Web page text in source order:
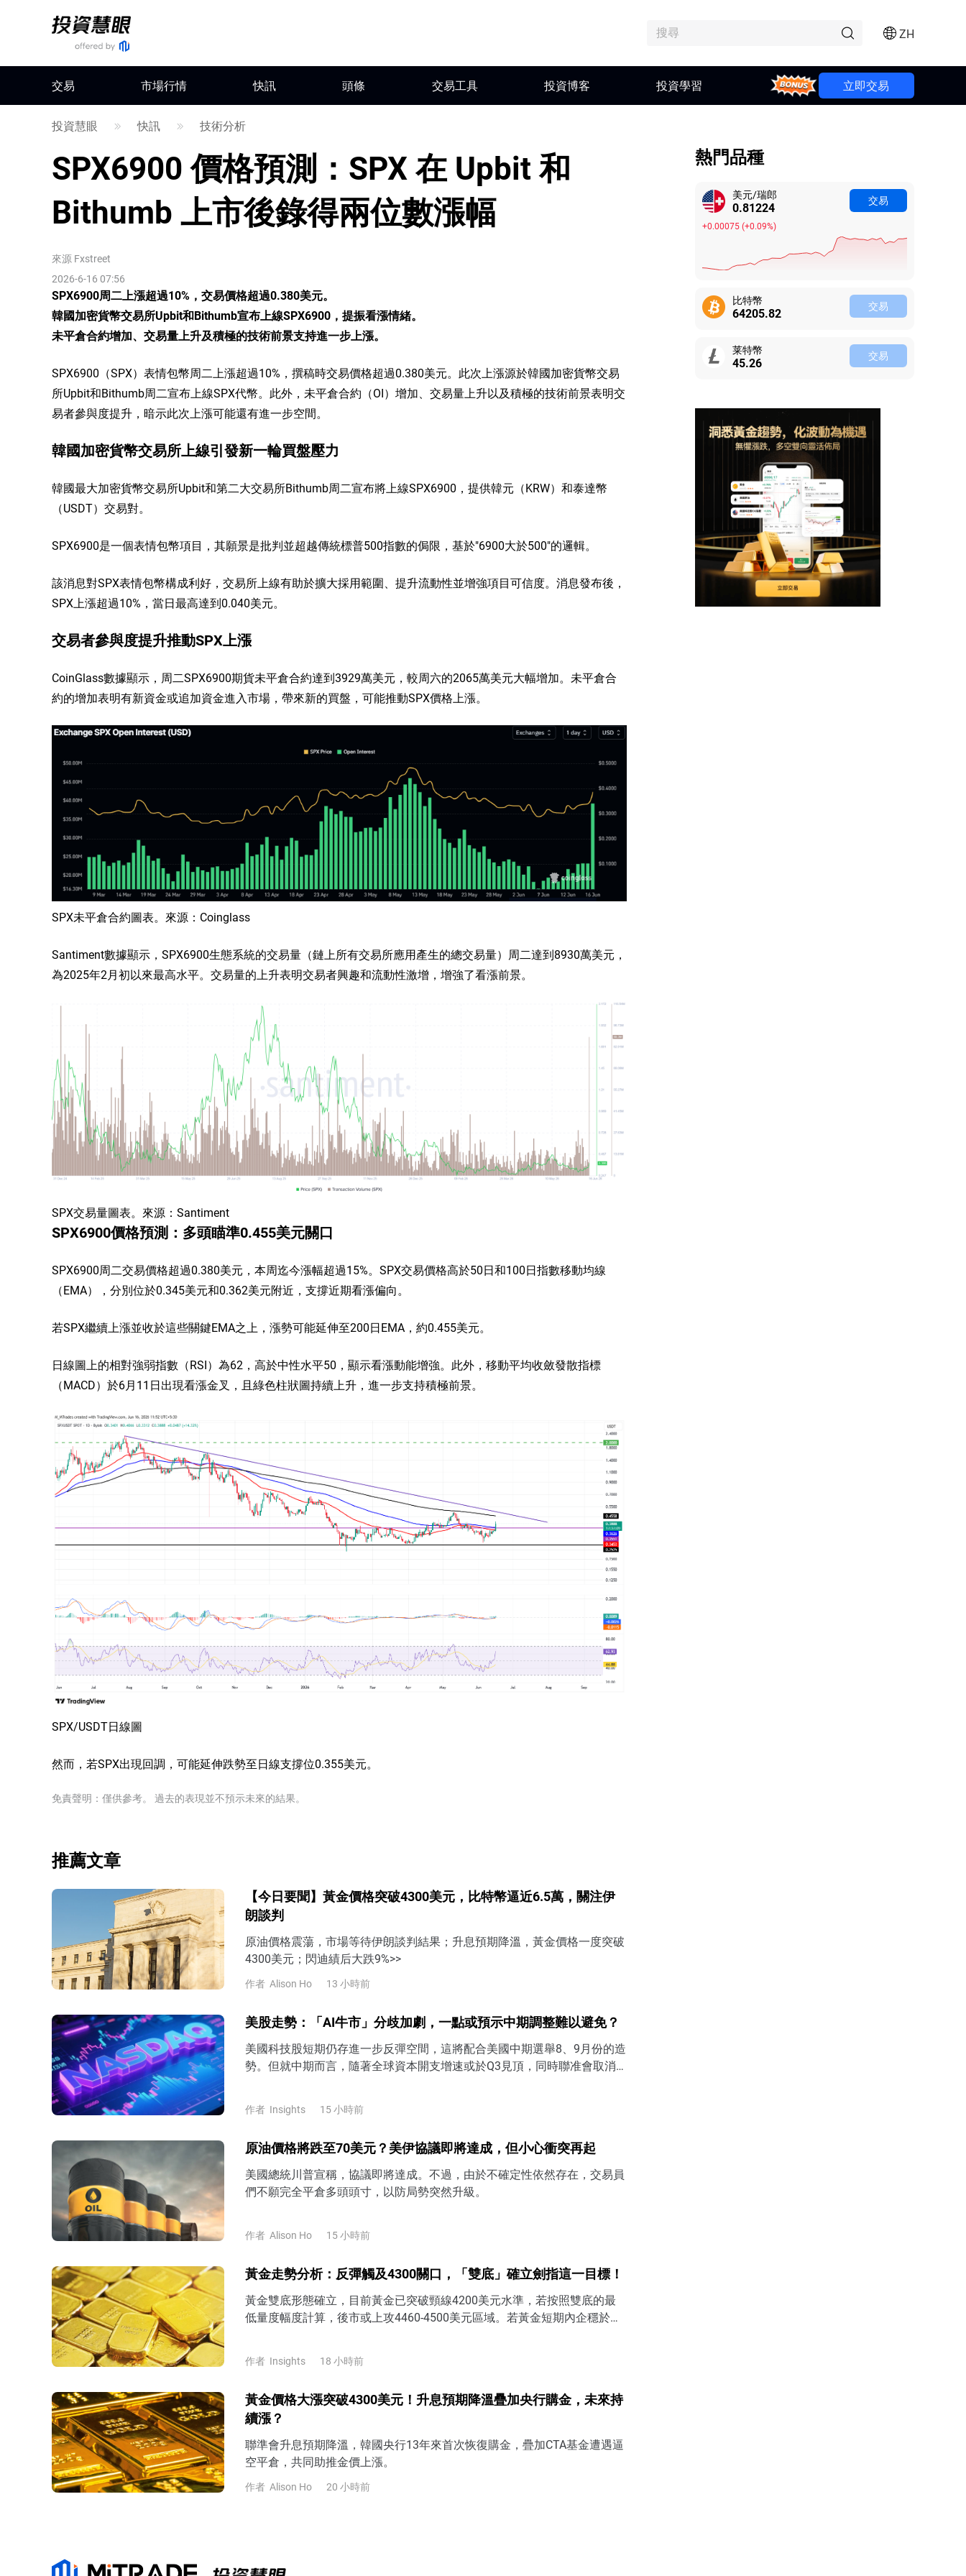
ZH
交易 市場行情 快訊 頭條 交易工具 投資博客 投資學習 Bonus 立即交易
投資慧眼 快訊 技術分析
SPX6900 價格預測：SPX 在 Upbit 和
Bithumb 上市後錄得兩位數漲幅
來源 Fxstreet
2026-6-16 07:56
SPX6900周二上漲超過10%，交易價格超過0.380美元。
韓國加密貨幣交易所Upbit和Bithumb宣布上線SPX6900，提振看漲情緒。
未平倉合約增加、交易量上升及積極的技術前景支持進一步上漲。
SPX6900（SPX）表情包幣周二上漲超過10%，撰稿時交易價格超過0.380美元。此次上漲源於韓國加密貨幣交易
所Upbit和Bithumb周二宣布上線SPX代幣。此外，未平倉合約（OI）增加、交易量上升以及積極的技術前景表明交
易者參與度提升，暗示此次上漲可能還有進一步空間。
韓國加密貨幣交易所上線引發新一輪買盤壓力
韓國最大加密貨幣交易所Upbit和第二大交易所Bithumb周二宣布將上線SPX6900，提供韓元（KRW）和泰達幣
（USDT）交易對。
SPX6900是一個表情包幣項目，其願景是批判並超越傳統標普500指數的侷限，基於"6900大於500"的邏輯。
該消息對SPX表情包幣構成利好，交易所上線有助於擴大採用範圍、提升流動性並增強項目可信度。消息發布後，
SPX上漲超過10%，當日最高達到0.040美元。
交易者參與度提升推動SPX上漲
CoinGlass數據顯示，周二SPX6900期貨未平倉合約達到3929萬美元，較周六的2065萬美元大幅增加。未平倉合
約的增加表明有新資金或追加資金進入市場，帶來新的買盤，可能推動SPX價格上漲。
SPX未平倉合約圖表。來源：Coinglass
Santiment數據顯示，SPX6900生態系統的交易量（鏈上所有交易所應用產生的總交易量）周二達到8930萬美元，
為2025年2月初以來最高水平。交易量的上升表明交易者興趣和流動性激增，增強了看漲前景。
SPX交易量圖表。來源：Santiment
SPX6900價格預測：多頭瞄準0.455美元關口
SPX6900周二交易價格超過0.380美元，本周迄今漲幅超過15%。SPX交易價格高於50日和100日指數移動均線
（EMA），分別位於0.345美元和0.362美元附近，支撐近期看漲偏向。
若SPX繼續上漲並收於這些關鍵EMA之上，漲勢可能延伸至200日EMA，約0.455美元。
日線圖上的相對強弱指數（RSI）為62，高於中性水平50，顯示看漲動能增強。此外，移動平均收斂發散指標
（MACD）於6月11日出現看漲金叉，且綠色柱狀圖持續上升，進一步支持積極前景。
SPX/USDT日線圖
然而，若SPX出現回調，可能延伸跌勢至日線支撐位0.355美元。
免責聲明：僅供參考。 過去的表現並不預示未來的結果。
推薦文章
【今日要聞】黃金價格突破4300美元，比特幣逼近6.5萬，關注伊
朗談判
原油價格震蕩，市場等待伊朗談判結果；升息預期降溫，黃金價格一度突破
4300美元；閃迪績后大跌9%>>
作者 Alison Ho 13 小時前
美股走勢：「AI牛市」分歧加劇，一點或預示中期調整難以避免？
美國科技股短期仍存進一步反彈空間，這將配合美國中期選舉8、9月份的造
勢。但就中期而言，隨著全球資本開支增速或於Q3見頂，同時聯准會取消
作者 Insights 15 小時前
原油價格將跌至70美元？美伊協議即將達成，但小心衝突再起
美國總統川普宣稱，協議即將達成。不過，由於不確定性依然存在，交易員
們不願完全平倉多頭頭寸，以防局勢突然升級。
作者 Alison Ho 15 小時前
黃金走勢分析：反彈觸及4300關口，「雙底」確立劍指這一目標！
黃金雙底形態確立，目前黃金已突破頸線4200美元水準，若按照雙底的最
低量度幅度計算，後市或上攻4460-4500美元區域。若黃金短期內企穩於
作者 Insights 18 小時前
黃金價格大漲突破4300美元！升息預期降溫疊加央行購金，未來持
續漲？
聯準會升息預期降溫，韓國央行13年來首次恢復購金，疊加CTA基金遭遇逼
空平倉，共同助推金價上漲。
作者 Alison Ho 20 小時前
熱門品種
美元/瑞郎
0.81236
+0.00087(+0.11%)
交易
比特幣
64205.85 交易
莱特幣
45.31 交易